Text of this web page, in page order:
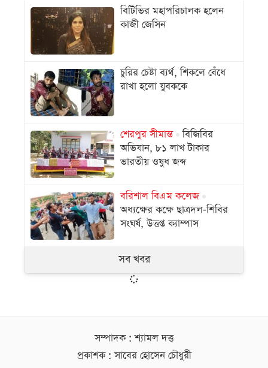
বিটিভির মহাপরিচালক হলেন
কাজী জেসিন
চুরির চেষ্টা ব্যর্থ, শিকলে বেঁধে
রাখা হলো যুবককে
শেরপুর সীমান্ত
বিজিবির
অভিযান, ৮১ লাখ টাকার
ভারতীয় ওষুধ জব্দ
বরিশাল বিএম কলেজ
অধ্যক্ষের কক্ষে ছাত্রদল-শিবির
সংঘর্ষ, উত্তপ্ত ক্যাম্পাস
সব খবর
সম্পাদক : শ্যামল দত্ত
প্রকাশক : সাবের হোসেন চৌধুরী